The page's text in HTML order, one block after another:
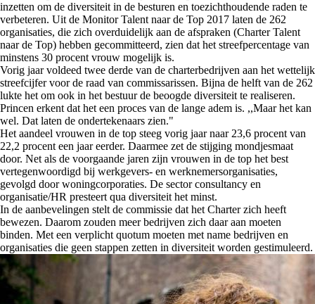
inzetten om de diversiteit in de besturen en toezichthoudende raden te
verbeteren. Uit de Monitor Talent naar de Top 2017 laten de 262
organisaties, die zich overduidelijk aan de afspraken (Charter Talent
naar de Top) hebben gecommitteerd, zien dat het streefpercentage van
minstens 30 procent vrouw mogelijk is.
Vorig jaar voldeed twee derde van de charterbedrijven aan het wettelijk
streefcijfer voor de raad van commissarissen. Bijna de helft van de 262
lukte het om ook in het bestuur de beoogde diversiteit te realiseren.
Princen erkent dat het een proces van de lange adem is. ,,Maar het kan
wel. Dat laten de ondertekenaars zien."
Het aandeel vrouwen in de top steeg vorig jaar naar 23,6 procent van
22,2 procent een jaar eerder. Daarmee zet de stijging mondjesmaat
door. Net als de voorgaande jaren zijn vrouwen in de top het best
vertegenwoordigd bij werkgevers- en werknemersorganisaties,
gevolgd door woningcorporaties. De sector consultancy en
organisatie/HR presteert qua diversiteit het minst.
In de aanbevelingen stelt de commissie dat het Charter zich heeft
bewezen. Daarom zouden meer bedrijven zich daar aan moeten
binden. Met een verplicht quotum moeten met name bedrijven en
organisaties die geen stappen zetten in diversiteit worden gestimuleerd.